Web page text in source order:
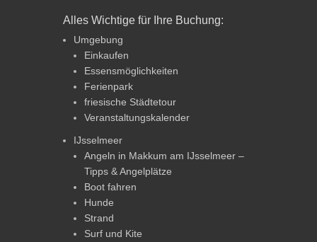
Alles Wichtige für Ihre Buchung:
Umgebung
Einkaufen
Essensmöglichkeiten
Ferienpark
friesische Städtetour
Veranstaltungskalender
IJsselmeer
Angeln in Makkum am IJsselmeer –
Tipps & Angelplätze
Boot fahren
Hunde
Strand
Surf und Kite